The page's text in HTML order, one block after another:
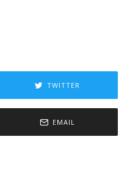
TWITTER
EMAIL